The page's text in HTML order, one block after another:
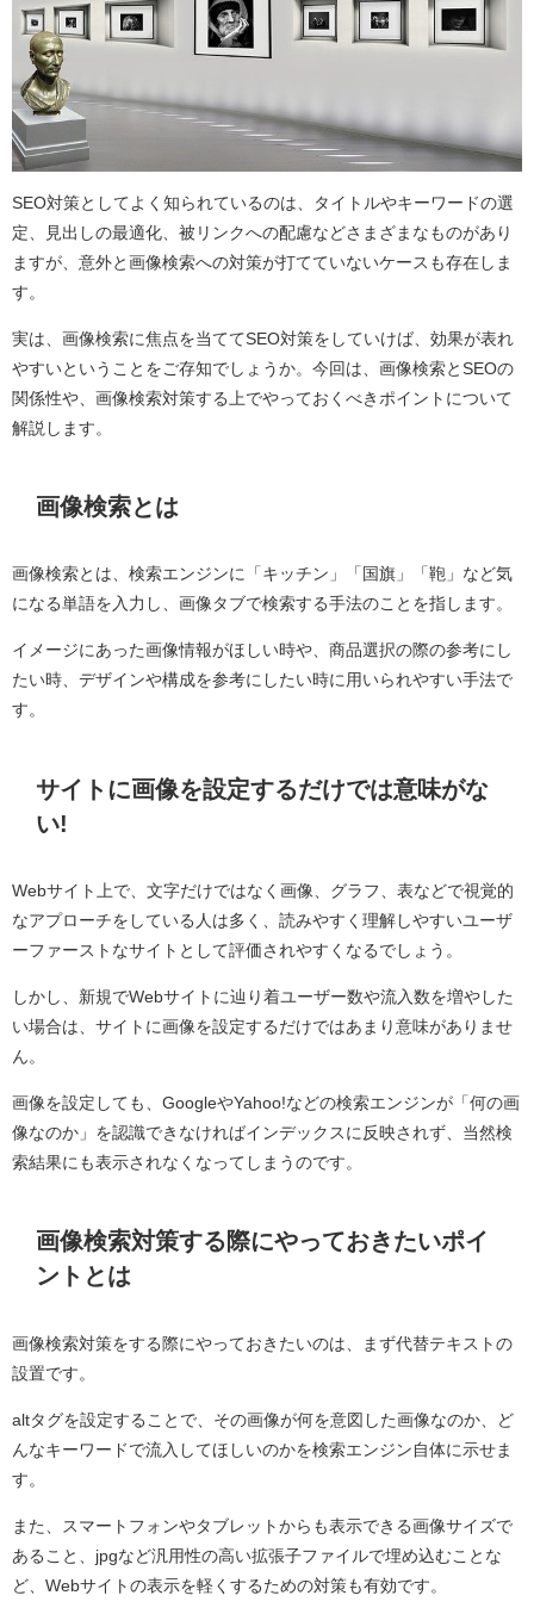
SEO対策としてよく知られているのは、タイトルやキーワードの選
定、見出しの最適化、被リンクへの配慮などさまざまなものがあり
ますが、意外と画像検索への対策が打てていないケースも存在しま
す。
実は、画像検索に焦点を当ててSEO対策をしていけば、効果が表れ
やすいということをご存知でしょうか。今回は、画像検索とSEOの
関係性や、画像検索対策する上でやっておくべきポイントについて
解説します。
画像検索とは
画像検索とは、検索エンジンに「キッチン」「国旗」「鞄」など気
になる単語を入力し、画像タブで検索する手法のことを指します。
イメージにあった画像情報がほしい時や、商品選択の際の参考にし
たい時、デザインや構成を参考にしたい時に用いられやすい手法で
す。
サイトに画像を設定するだけでは意味がな
い!
Webサイト上で、文字だけではなく画像、グラフ、表などで視覚的
なアプローチをしている人は多く、読みやすく理解しやすいユーザ
ーファーストなサイトとして評価されやすくなるでしょう。
しかし、新規でWebサイトに辿り着ユーザー数や流入数を増やした
い場合は、サイトに画像を設定するだけではあまり意味がありませ
ん。
画像を設定しても、GoogleやYahoo!などの検索エンジンが「何の画
像なのか」を認識できなければインデックスに反映されず、当然検
索結果にも表示されなくなってしまうのです。
画像検索対策する際にやっておきたいポイ
ントとは
画像検索対策をする際にやっておきたいのは、まず代替テキストの
設置です。
altタグを設定することで、その画像が何を意図した画像なのか、ど
んなキーワードで流入してほしいのかを検索エンジン自体に示せま
す。
また、スマートフォンやタブレットからも表示できる画像サイズで
あること、jpgなど汎用性の高い拡張子ファイルで埋め込むことな
ど、Webサイトの表示を軽くするための対策も有効です。